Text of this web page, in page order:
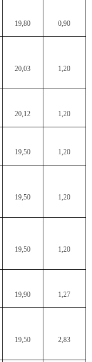
19,80 0,90
20,03 1,20
20,12 1,20
19,50 1,20
19,50 1,20
19,50 1,20
19,90 1,27
19,50 2,83